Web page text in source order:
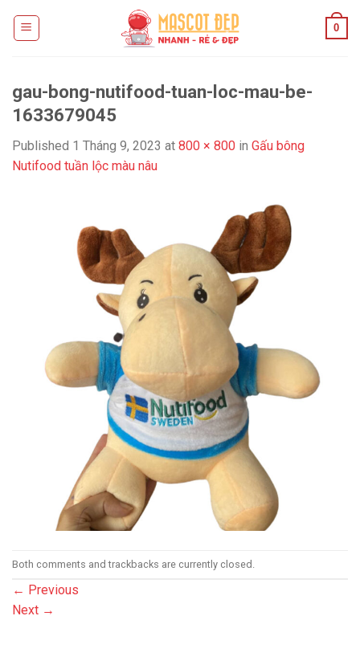
0
gau-bong-nutifood-tuan-loc-mau-be-
1633679045
Published 1 Tháng 9, 2023 at 800 × 800 in Gấu bông
Nutifood tuần lộc màu nâu
Both comments and trackbacks are currently closed.
← Previous
Next →